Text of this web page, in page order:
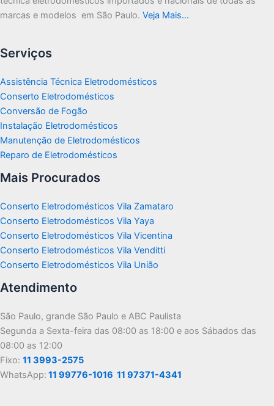
marcas e modelos em São Paulo. Veja Mais…
Serviços
Assistência Técnica Eletrodomésticos
Conserto Eletrodomésticos
Conversão de Fogão
Instalação Eletrodomésticos
Manutenção de Eletrodomésticos
Reparo de Eletrodomésticos
Mais Procurados
Conserto Eletrodomésticos Vila Zamataro
Conserto Eletrodomésticos Vila Yaya
Conserto Eletrodomésticos Vila Vicentina
Conserto Eletrodomésticos Vila Venditti
Conserto Eletrodomésticos Vila União
Atendimento
São Paulo, grande São Paulo e ABC Paulista
Segunda a Sexta-feira das 08:00 as 18:00 e aos Sábados das
08:00 as 12:00
Fixo: 11 3993-2575
WhatsApp: 11 99776-1016 11 97371-4341